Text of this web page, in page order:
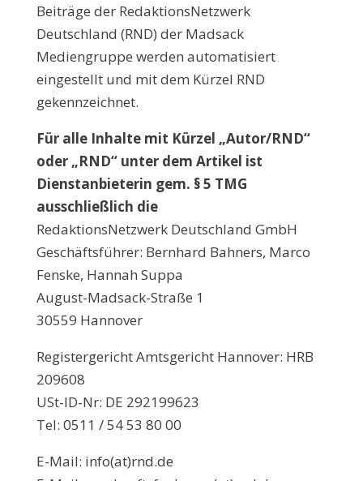
Beiträge der RedaktionsNetzwerk
Deutschland (RND) der Madsack
Mediengruppe werden automatisiert
eingestellt und mit dem Kürzel RND
gekennzeichnet.
Für alle Inhalte mit Kürzel „Autor/RND“
oder „RND“ unter dem Artikel ist
Dienstanbieterin gem. § 5 TMG
ausschließlich die
RedaktionsNetzwerk Deutschland GmbH
Geschäftsführer: Bernhard Bahners, Marco
Fenske, Hannah Suppa
August-Madsack-Straße 1
30559 Hannover
Registergericht Amtsgericht Hannover: HRB
209608
USt-ID-Nr: DE 292199623
Tel: 0511 / 54 53 80 00
E-Mail: info(at)rnd.de